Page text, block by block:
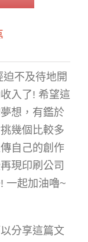
不及待地開
入了! 希望這
想，有鑑於
幾個比較多
自己的創作
現印刷公司
一起加油嚕~
分享這篇文